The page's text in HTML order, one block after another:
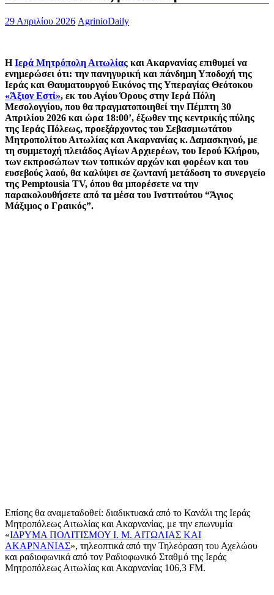
29 Απριλίου 2026 AgrinioDaily
ΗΙερά Μητρόπολη Αιτωλίας και Ακαρνανίας επιθυμεί να
ενημερώσει ότι: την πανηγυρική και πάνδημη Υποδοχή της
Ιεράς και Θαυματουργού Εικόνος της Υπεραγίας Θεότοκου
«Άξιον Εστί», εκ του Αγίου Όρους στην Ιερά Πόλη
Μεσολογγίου, που θα πραγματοποιηθεί την Πέμπτη 30
Απριλίου 2026 και ώρα 18:00’, έξωθεν της κεντρικής πύλης
της Ιεράς Πόλεως, προεξάρχοντος του Σεβασμιωτάτου
Μητροπολίτου Αιτωλίας και Ακαρνανίας κ. Δαμασκηνού, με
τη συμμετοχή πλειάδος Αγίων Αρχιερέων, του Ιερού Κλήρου,
των εκπροσώπων των τοπικών αρχών και φορέων και του
ευσεβούς λαού, θα καλύψει σε ζωντανή μετάδοση το συνεργείο
της Pemptousia TV, όπου θα μπορέσετε να την
παρακολουθήσετε από τα μέσα του Ινστιτούτου “Άγιος
Μάξιμος ο Γραικός”.
Επίσης θα αναμεταδοθεί: διαδικτυακά από το Κανάλι της Ιεράς
Μητροπόλεως Αιτωλίας και Ακαρνανίας, με την επωνυμία
«ΙΔΡΥΜΑ ΠΟΛΙΤΙΣΜΟΥ Ι. Μ. ΑΙΤΩΛΙΑΣ ΚΑΙ
ΑΚΑΡΝΑΝΙΑΣ», τηλεοπτικά από την Τηλεόραση του Αχελώου
και ραδιοφωνικά από τον Ραδιοφωνικό Σταθμό της Ιεράς
Μητροπόλεως Αιτωλίας και Ακαρνανίας 106,3 FM.